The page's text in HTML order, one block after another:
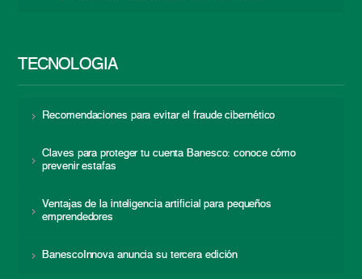
TECNOLOGÍA
Recomendaciones para evitar el fraude cibernético
Claves para proteger tu cuenta Banesco: conoce cómo
prevenir estafas
Ventajas de la inteligencia artificial para pequeños
emprendedores
BanescoInnova anuncia su tercera edición